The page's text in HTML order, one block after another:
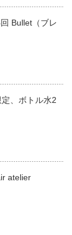
Bullet（ブレ
、ボトル水2
atelier